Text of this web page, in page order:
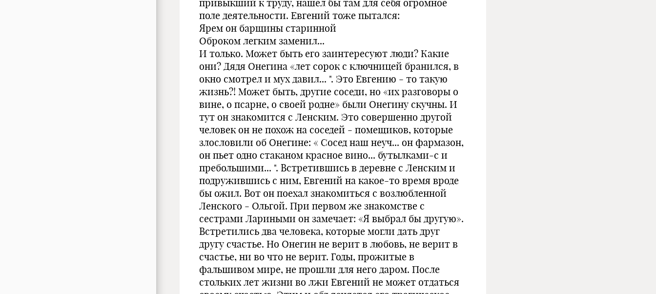
привыкший к труду, нашел бы там для себя огромное
поле деятельности. Евгений тоже пытался:
Ярем он барщины старинной
Оброком легким заменил...
И только. Может быть его заинтересуют люди? Какие
они? Дядя Онегина «лет сорок с ключницей бранился, в
окно смотрел и мух давил... ". Это Евгению - то такую
жизнь?! Может быть, другие соседи, но «их разговоры о
вине, о псарне, о своей родне» были Онегину скучны. И
тут он знакомится с Ленским. Это совершенно другой
человек он не похож на соседей - помещиков, которые
злословили об Онегине: « Сосед наш неуч... он фармазон,
он пьет одно стаканом красное вино... бутылками-с и
пребольшими... ". Встретившись в деревне с Ленским и
подружившись с ним, Евгений на какое-то время вроде
бы ожил. Вот он поехал знакомиться с возлюбленной
Ленского - Ольгой. При первом же знакомстве с
сестрами Лариными он замечает: «Я выбрал бы другую».
Встретились два человека, которые могли дать друг
другу счастье. Но Онегин не верит в любовь, не верит в
счастье, ни во что не верит. Годы, прожитые в
фальшивом мире, не прошли для него даром. После
стольких лет жизни во лжи Евгений не может отдаться